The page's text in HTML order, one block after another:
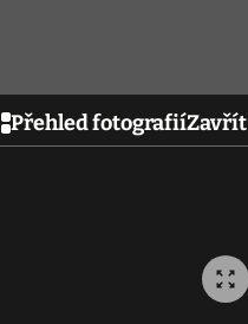
Přehled fotografiíZavřít